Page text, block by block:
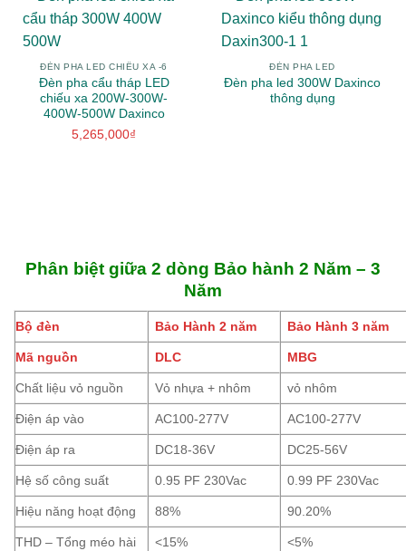
ĐÈN PHA LED CHIẾU XA -6
Đèn pha cẩu tháp LED
chiếu xa 200W-300W-
400W-500W Daxinco
5,265,000₫
ĐÈN PHA LED
Đèn pha led 300W Daxinco
thông dụng
Phân biệt giữa 2 dòng Bảo hành 2 Năm – 3
Năm
Bộ đèn Bảo Hành 2 năm Bảo Hành 3 năm
Mã nguồn DLC MBG
Chất liệu vỏ nguồn Vỏ nhựa + nhôm vỏ nhôm
Điện áp vào AC100-277V AC100-277V
Điện áp ra DC18-36V DC25-56V
Hệ số công suất 0.95 PF 230Vac 0.99 PF 230Vac
Hiệu năng hoạt động 88% 90.20%
THD – Tổng méo hài <15% <5%